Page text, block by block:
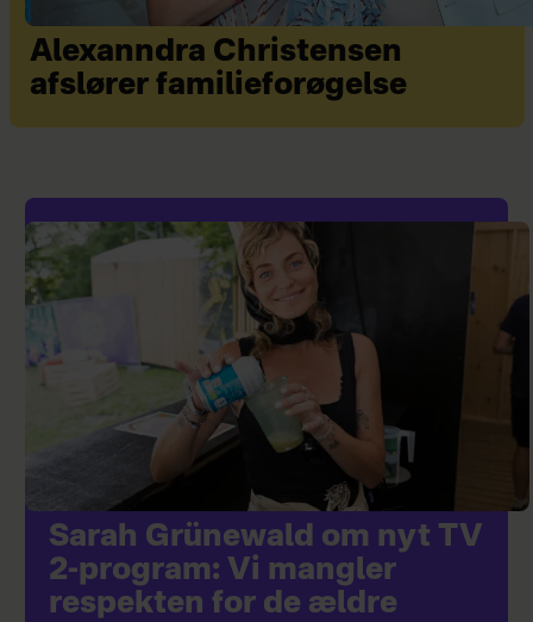
Alexanndra Christensen
afslører familieforøgelse
Sarah Grünewald om nyt TV
2-program: Vi mangler
respekten for de ældre